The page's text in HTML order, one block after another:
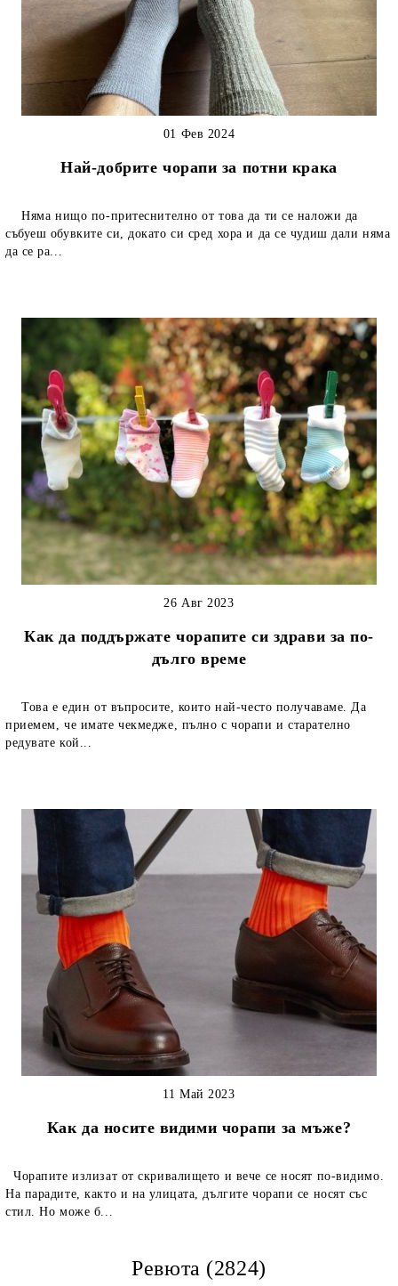
Най-добрите чорапи за потни крака
01 Фев 2024
Няма нищо по-притеснително от това да ти се наложи да
събуеш обувките си, докато си сред хора и да се чудиш дали няма
да се ра...
Как да поддържате чорапите си здрави за по-
дълго време
26 Авг 2023
Това е един от въпросите, които най-често получаваме. Да
приемем, че имате чекмедже, пълно с чорапи и старателно
редувате кой...
Как да носите видими чорапи за мъже?
11 Май 2023
Чорапите излизат от скривалището и вече се носят по-видимо.
На парадите, както и на улицата, дългите чорапи се носят със
стил. Но може б...
Ревюта (2824)